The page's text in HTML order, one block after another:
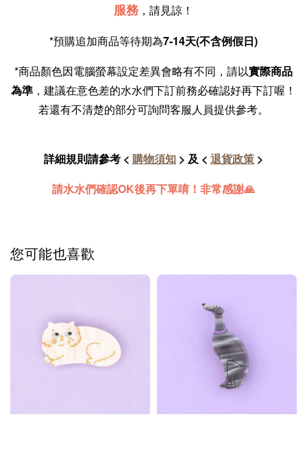
服務 ，請見諒！
*預購追加商品等待期為7-14天(不含例假日)
*商品顏色因電腦螢幕設定差異會略有不同，請以實際商品
為準 ，建議在意色差的水水們下訂前務必確認好再下訂喔！
若還有不清楚的部分可詢問客服人員提供參考。
詳細規則請參考 < 購物須知 > 及 < 退貨政策 >
請水水們確認OK後再下單唷！非常感謝🙏
您可能也喜歡